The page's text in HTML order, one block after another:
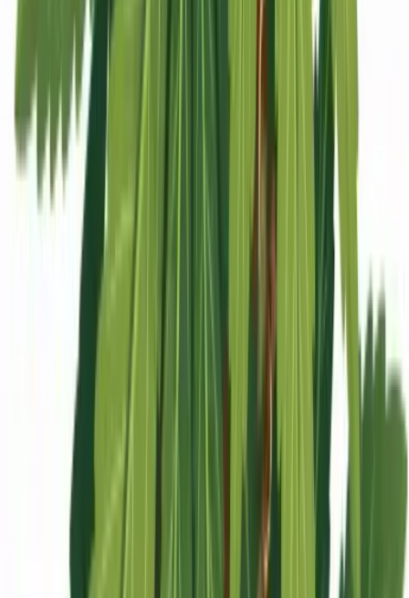
Apotheken